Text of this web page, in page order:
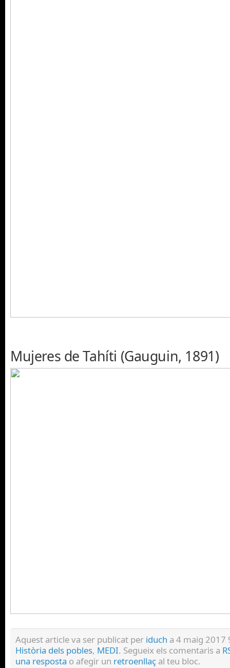
Mujeres de Tahíti (Gauguin, 1891)
Aquest article va ser publicat per iduch a 4 maig 2017
Història dels pobles, MEDI. Segueix els comentaris a
una resposta o afegir un retroenllaç al teu bloc.